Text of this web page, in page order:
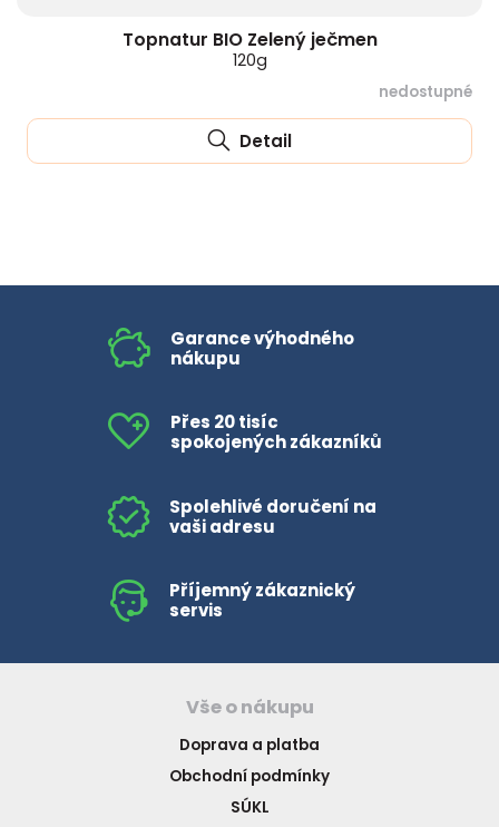
Topnatur BIO Zelený ječmen
120g
nedostupné
Detail
Garance výhodného
nákupu
Přes 20 tisíc
spokojených zákazníků
Spolehlivé doručení na
vaši adresu
Příjemný zákaznický
servis
Vše o nákupu
Doprava a platba
Obchodní podmínky
SÚKL